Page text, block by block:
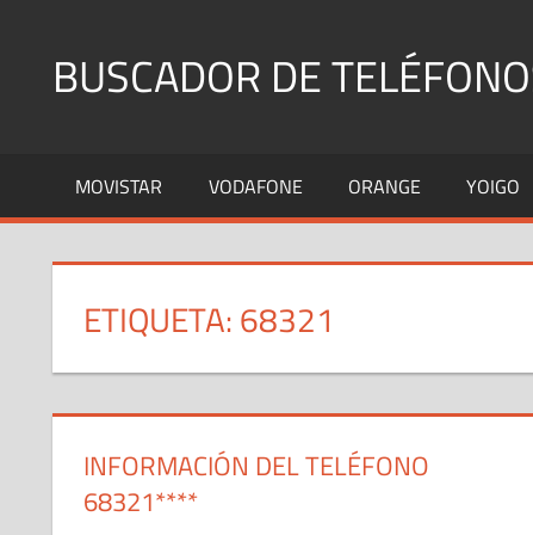
contenidoBUSCADOR DE
Fijos
y
MOVISTAR VODAFONE ORANGE YOIGO
ETIQUETA:68321
INFORMACIÓN DEL TELÉFONO
68321****